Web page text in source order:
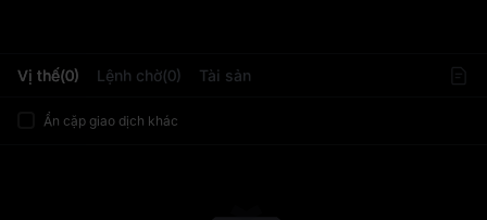
Vị thế(0) Lệnh chờ(0) Tài sản
Ẩn cặp giao dịch khác